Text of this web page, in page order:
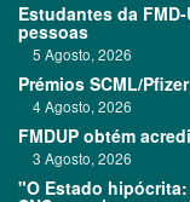
Estudantes da
pessoas
5 Agosto, 2026
Prémios SCML/
4 Agosto, 2026
FMDUP obtém
3 Agosto, 2026
"O Estado